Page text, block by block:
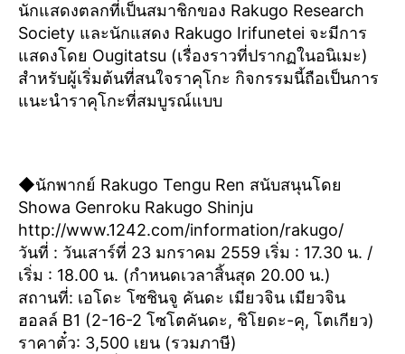
นักแสดงตลกที่เป็นสมาชิกของ Rakugo Research
Society และนักแสดง Rakugo Irifunetei จะมีการ
แสดงโดย Ougitatsu (เรื่องราวที่ปรากฏในอนิเมะ)
สำหรับผู้เริ่มต้นที่สนใจราคุโกะ กิจกรรมนี้ถือเป็นการ
แนะนำราคุโกะที่สมบูรณ์แบบ
◆นักพากย์ Rakugo Tengu Ren สนับสนุนโดย
Showa Genroku Rakugo Shinju
http://www.1242.com/information/rakugo/
วันที่ : วันเสาร์ที่ 23 มกราคม 2559 เริ่ม : 17.30 น. /
เริ่ม : 18.00 น. (กำหนดเวลาสิ้นสุด 20.00 น.)
สถานที่: เอโดะ โซชินจู คันดะ เมียวจิน เมียวจิน
ฮอลล์ B1 (2-16-2 โซโตคันดะ, ชิโยดะ-คุ, โตเกียว)
ราคาตั๋ว: 3,500 เยน (รวมภาษี)